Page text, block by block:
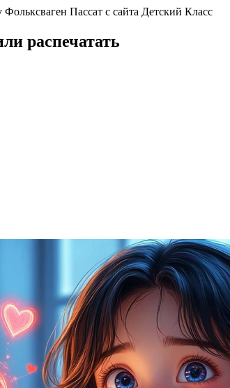
Пассат с сайта Детский Класс
распечатать